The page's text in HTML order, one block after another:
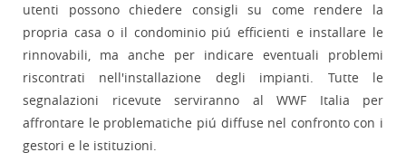
utenti possono chiedere consigli su come rendere la
propria casa o il condominio piú efficienti e installare le
rinnovabili, ma anche per indicare eventuali problemi
riscontrati nell'installazione degli impianti. Tutte le
segnalazioni ricevute serviranno al WWF Italia per
affrontare le problematiche piú diffuse nel confronto con i
gestori e le istituzioni.